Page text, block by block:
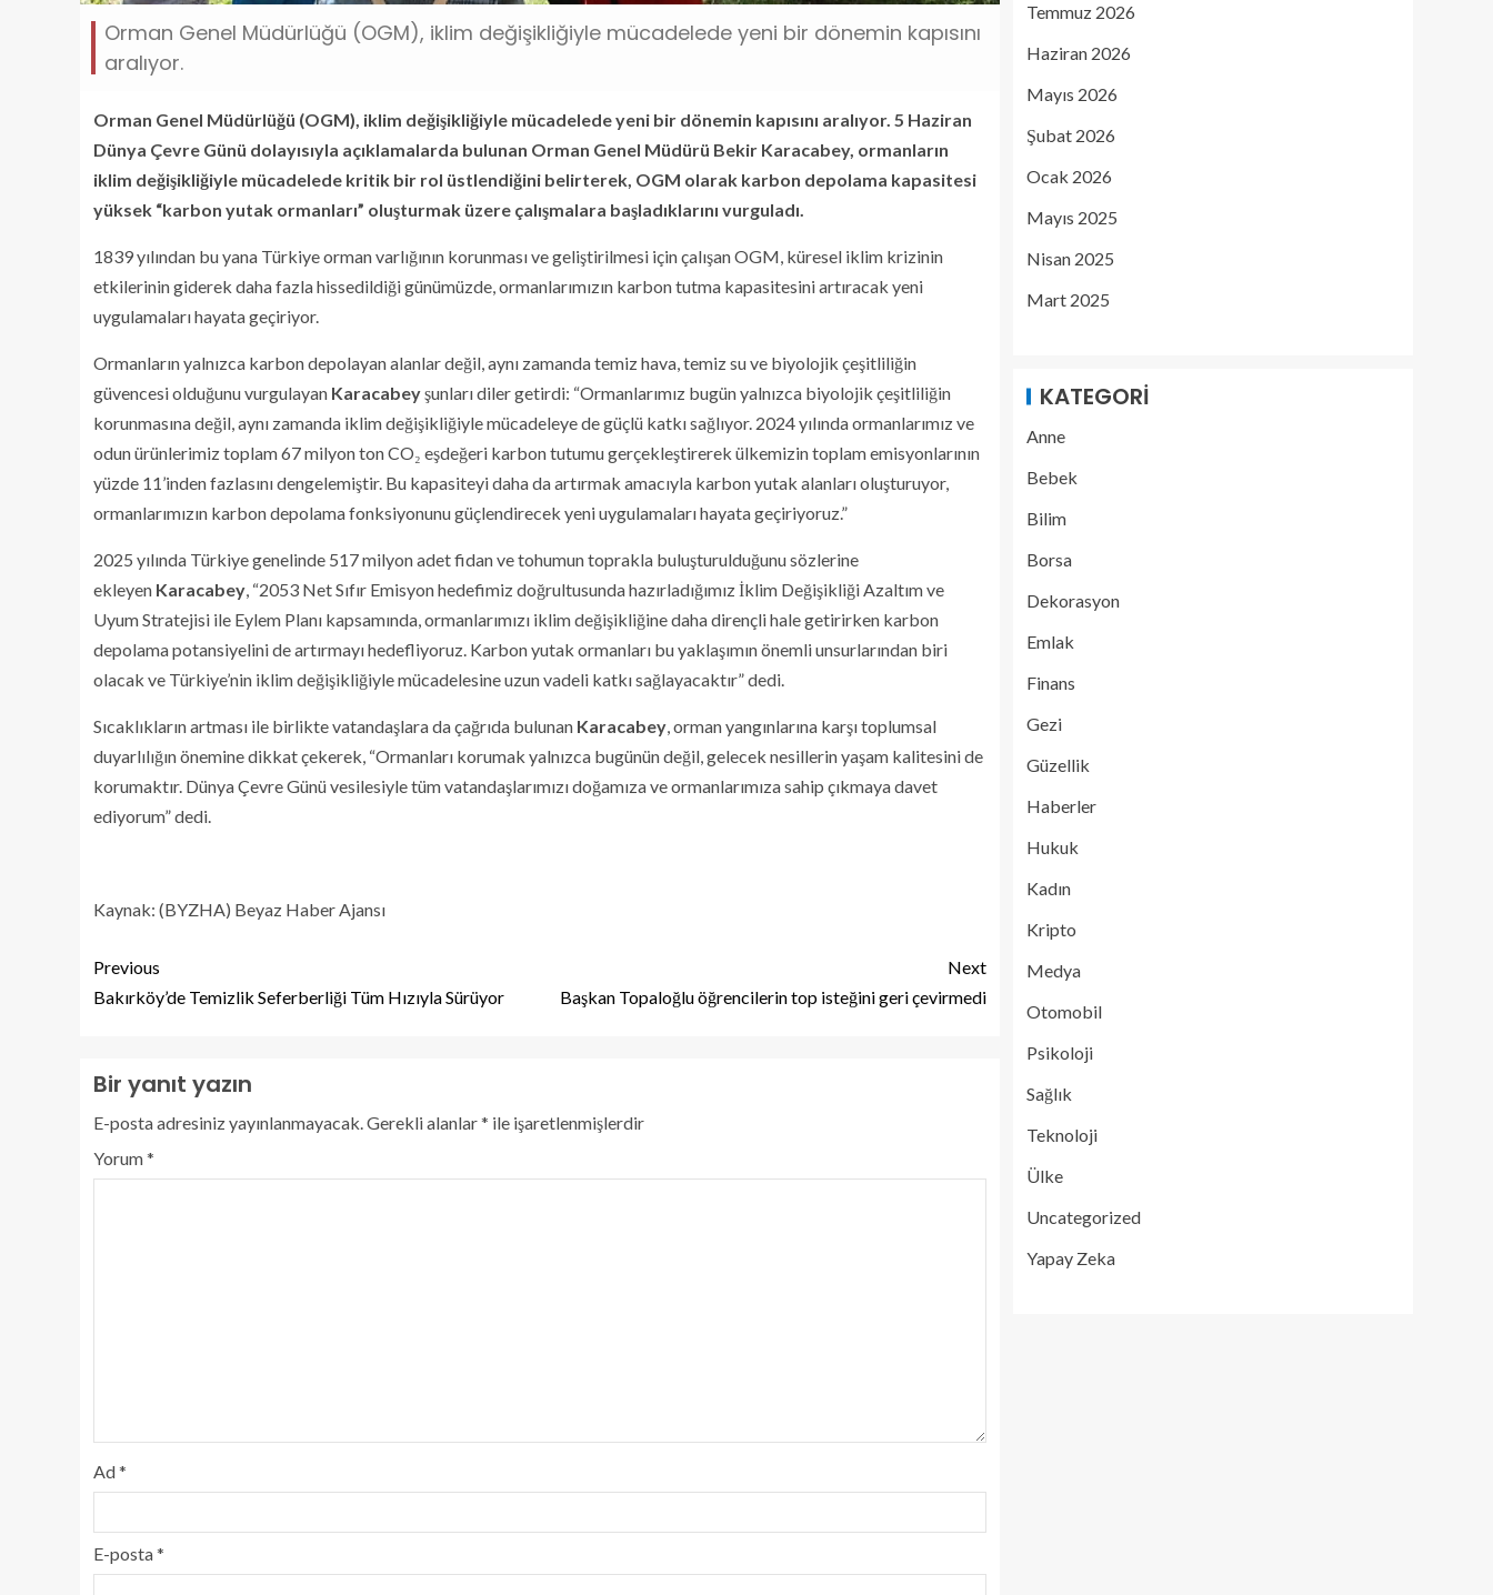
Orman Genel Müdürlüğü (OGM), iklim değişikliğiyle mücadelede yeni bir dönemin kapısını
aralıyor.
Orman Genel Müdürlüğü (OGM), iklim değişikliğiyle mücadelede yeni bir dönemin kapısını aralıyor. 5 Haziran
Dünya Çevre Günü dolayısıyla açıklamalarda bulunan Orman Genel Müdürü Bekir Karacabey, ormanların
iklim değişikliğiyle mücadelede kritik bir rol üstlendiğini belirterek, OGM olarak karbon depolama kapasitesi
yüksek “karbon yutak ormanları” oluşturmak üzere çalışmalara başladıklarını vurguladı.
1839 yılından bu yana Türkiye orman varlığının korunması ve geliştirilmesi için çalışan OGM, küresel iklim krizinin
etkilerinin giderek daha fazla hissedildiği günümüzde, ormanlarımızın karbon tutma kapasitesini artıracak yeni
uygulamaları hayata geçiriyor.
Ormanların yalnızca karbon depolayan alanlar değil, aynı zamanda temiz hava, temiz su ve biyolojik çeşitliliğin
güvencesi olduğunu vurgulayan Karacabeyşunları diler getirdi: “Ormanlarımız bugün yalnızca biyolojik çeşitliliğin
korunmasına değil, aynı zamanda iklim değişikliğiyle mücadeleye de güçlü katkı sağlıyor. 2024 yılında ormanlarımız ve
odun ürünlerimiz toplam 67 milyon ton CO₂ eşdeğeri karbon tutumu gerçekleştirerek ülkemizin toplam emisyonlarının
yüzde 11’inden fazlasını dengelemiştir. Bu kapasiteyi daha da artırmak amacıyla karbon yutak alanları oluşturuyor,
ormanlarımızın karbon depolama fonksiyonunu güçlendirecek yeni uygulamaları hayata geçiriyoruz.”
2025 yılında Türkiye genelinde 517 milyon adet fidan ve tohumun toprakla buluşturulduğunu sözlerine
ekleyen Karacabey, “2053 Net Sıfır Emisyon hedefimiz doğrultusunda hazırladığımız İklim Değişikliği Azaltım ve
Uyum Stratejisi ile Eylem Planı kapsamında, ormanlarımızı iklim değişikliğine daha dirençli hale getirirken karbon
depolama potansiyelini de artırmayı hedefliyoruz. Karbon yutak ormanları bu yaklaşımın önemli unsurlarından biri
olacak ve Türkiye’nin iklim değişikliğiyle mücadelesine uzun vadeli katkı sağlayacaktır” dedi.
Sıcaklıkların artması ile birlikte vatandaşlara da çağrıda bulunan Karacabey, orman yangınlarına karşı toplumsal
duyarlılığın önemine dikkat çekerek, “Ormanları korumak yalnızca bugünün değil, gelecek nesillerin yaşam kalitesini de
korumaktır. Dünya Çevre Günü vesilesiyle tüm vatandaşlarımızı doğamıza ve ormanlarımıza sahip çıkmaya davet
ediyorum” dedi.
Kaynak: (BYZHA) Beyaz Haber Ajansı
Previous
Bakırköy’de Temizlik Seferberliği Tüm Hızıyla Sürüyor
Next
Başkan Topaloğlu öğrencilerin top isteğini geri çevirmedi
Bir yanıt yazın
E-posta adresiniz yayınlanmayacak.Gerekli alanlar* ile işaretlenmişlerdir
Yorum*
Ad*
E-posta*
Temmuz 2026
Haziran 2026
Mayıs 2026
Şubat 2026
Ocak 2026
Mayıs 2025
Nisan 2025
Mart 2025
KATEGORI
Anne
Bebek
Bilim
Borsa
Dekorasyon
Emlak
Finans
Gezi
Güzellik
Haberler
Hukuk
Kadın
Kripto
Medya
Otomobil
Psikoloji
Sağlık
Teknoloji
Ülke
Uncategorized
Yapay Zeka